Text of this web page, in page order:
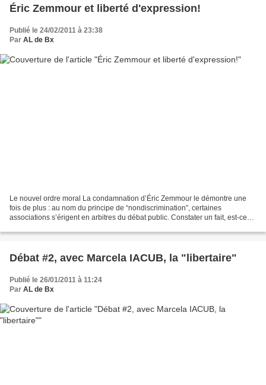
Éric Zemmour et liberté d'expression!
Publié le 24/02/2011 à 23:38
Par AL de Bx
Le nouvel ordre moral La condamnation d’Éric Zemmour le démontre une
fois de plus : au nom du principe de “nondiscrimination”, certaines
associations s’érigent en arbitres du débat public. Constater un fait, est-ce
Débat #2, avec Marcela IACUB, la "libertaire"
Publié le 26/01/2011 à 11:24
Par AL de Bx